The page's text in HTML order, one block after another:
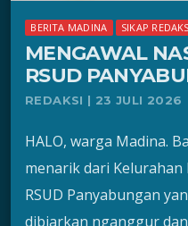
BERITA MADINA SIKAP
MENGAWAL
RSUD
REDAKSI | 23 JULI 2026
HALO, warga Madina.
menarik dari Kelurahan
RSUD Panyabungan
dibiarkan nganggur